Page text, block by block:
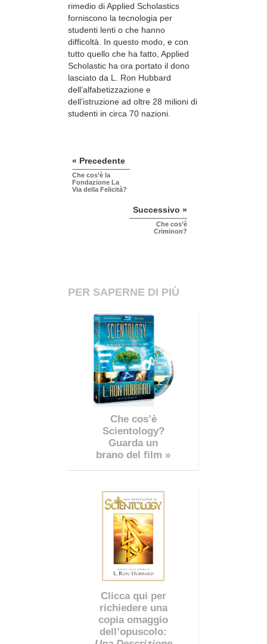
rimedio di Applied Scholastics
forniscono la tecnologia per
studenti lenti o che hanno
difficoltà. In questo modo, e con
tutto quello che ha fatto, Applied
Scholastic ha ora portato il dono
lasciato da L. Ron Hubbard
dell’alfabetizzazione e
dell’istruzione ad oltre 28 milioni di
studenti in circa 70 nazioni.
« Precedente
Che cos’è la
Fondazione La
Via della Felicità?
Successivo »
Che cos’è
Criminon?
PER SAPERNE DI PIÙ
Che cos’è
Scientology?
Guarda un
brano del film »
Clicca qui per
richiedere una
copia omaggio
dell’opuscolo: